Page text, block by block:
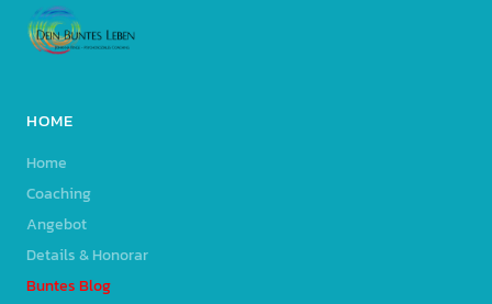
HOME
Home
Coaching
Angebot
Details & Honorar
Buntes Blog